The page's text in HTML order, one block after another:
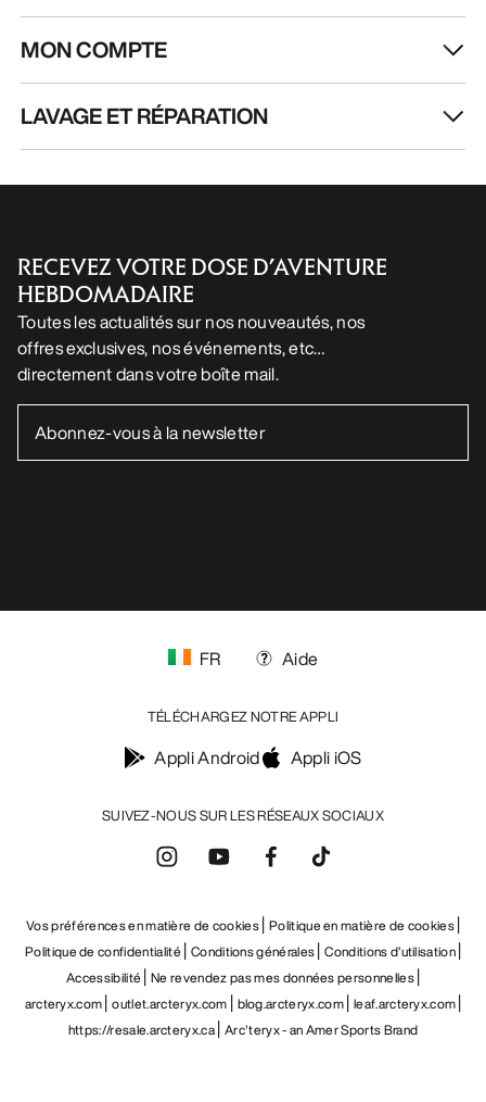
MON COMPTE
LAVAGE ET RÉPARATION
RECEVEZ VOTRE DOSE D’AVENTURE
HEBDOMADAIRE
Toutes les actualités sur nos nouveautés, nos
offres exclusives, nos événements, etc…
directement dans votre boîte mail.
SUIVEZ-NOUS SUR LES RÉSEAUX SOCIAUX
FR Aide
TÉLÉCHARGEZ NOTRE APPLI
Appli Android Appli iOS
Vos préférences en matière de cookies Politique en matière de cookies
Politique de confidentialité Conditions générales Conditions d’utilisation
Accessibilité Ne revendez pas mes données personnelles
arcteryx.com outlet.arcteryx.com blog.arcteryx.com leaf.arcteryx.com
https://resale.arcteryx.ca Arc'teryx - an Amer Sports Brand